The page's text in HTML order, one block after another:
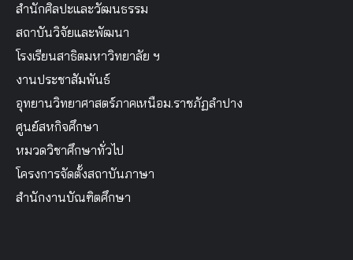
สำนักศิลปะและวัฒนธรรม
สถาบันวิจัยและพัฒนา
โรงเรียนสาธิตมหาวิทยาลัย ฯ
งานประชาสัมพันธ์
อุทยานวิทยาศาสตร์ภาคเหนือม.ราชภัฏลำปาง
ศูนย์สหกิจศึกษา
หมวดวิชาศึกษาทั่วไป
โครงการจัดตั้งสถาบันภาษา
สำนักงานบัณฑิตศึกษา